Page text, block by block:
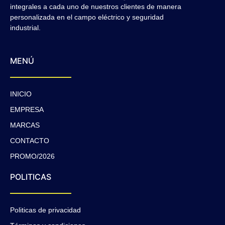
integrales a cada uno de nuestros clientes de manera
personalizada en el campo eléctrico y seguridad
industrial.
MENÚ
INICIO
EMPRESA
MARCAS
CONTACTO
PROMO/2026
POLITICAS
Politicas de privacidad